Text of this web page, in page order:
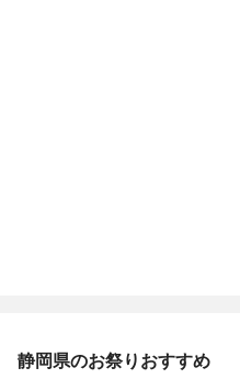
静岡県のお祭りおすすめ